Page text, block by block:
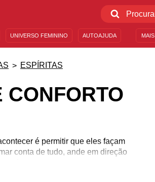
MAIS
UNIVERSO FEMININO AUTOAJUDA
ESPÍRITAS
CONFORTO
é permitir que eles façam
conta de tudo, ande em direção